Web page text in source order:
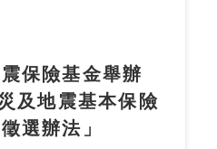
保險基金舉辦
及地震基本保險
選辦法」